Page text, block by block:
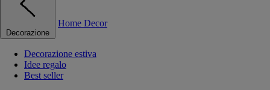
Decorazione
Home Decor
Decorazione estiva
Idee regalo
Best seller